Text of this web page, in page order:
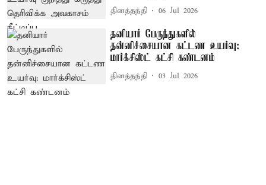
தினத்தந்தி 06 Jul 2026
தனியார் பேருந்துகளில்
தன்னிச்சையான கட்டண உயர்வு:
மார்க்சிஸ்ட் கட்சி கண்டனம்
தினத்தந்தி 03 Jul 2026